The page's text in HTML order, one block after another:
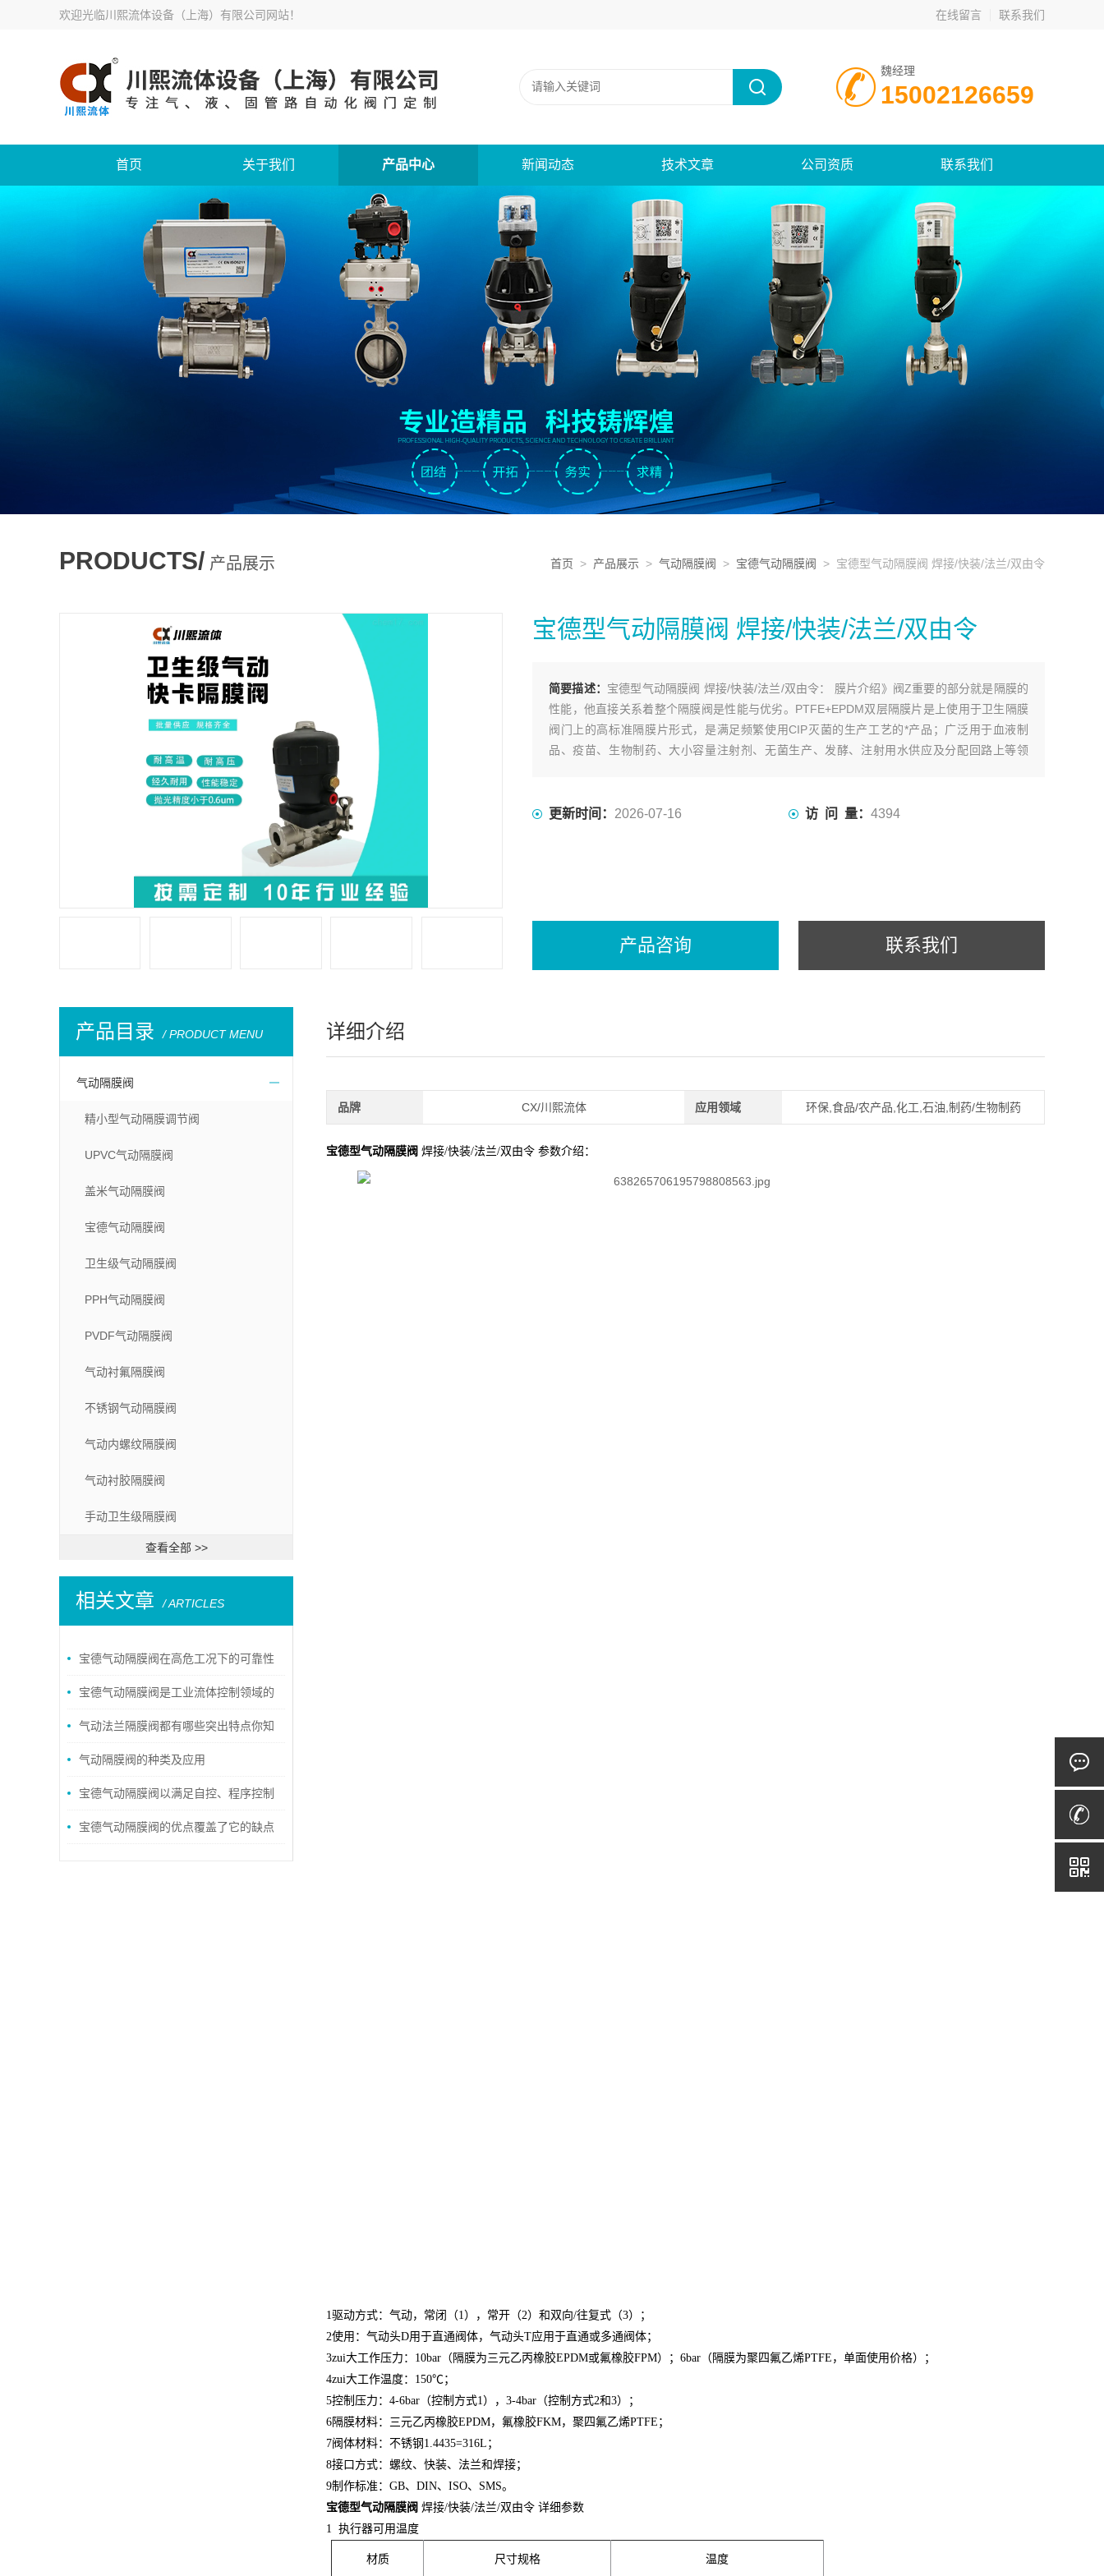
欢迎光临川熙流体设备（上海）有限公司网站！ 在线留言 联系我们
魏经理
15002126659
首页 关于我们 产品中心 新闻动态 技术文章 公司资质 联系我们
PRODUCTS/ 产品展示 首页 > 产品展示 > 气动隔膜阀 > 宝德气动隔膜阀 > 宝德型气动隔膜阀 焊接/快装/法兰/双由令
宝德型气动隔膜阀 焊接/快装/法兰/双由令
简要描述： 宝德型气动隔膜阀 焊接/快装/法兰/双由令： 膜片介绍》阀Z重要的部分就是隔膜的
性能，他直接关系着整个隔膜阀是性能与优劣。PTFE+EPDM双层隔膜片是上使用于卫生隔膜
阀门上的高标准隔膜片形式，是满足频繁使用CIP灭菌的生产工艺的*产品；广泛用于血液制
品、疫苗、生物制药、大小容量注射剂、无菌生产、发酵、注射用水供应及分配回路上等领
更新时间： 2026-07-16 访 问 量： 4394
产品咨询 联系我们
产品目录 / PRODUCT MENU
气动隔膜阀
精小型气动隔膜调节阀
UPVC气动隔膜阀
盖米气动隔膜阀
宝德气动隔膜阀
卫生级气动隔膜阀
PPH气动隔膜阀
PVDF气动隔膜阀
气动衬氟隔膜阀
不锈钢气动隔膜阀
气动内螺纹隔膜阀
气动衬胶隔膜阀
手动卫生级隔膜阀
查看全部 >>
相关文章 / ARTICLES
宝德气动隔膜阀在高危工况下的可靠性
能 宝德气动隔膜阀是工业流体控制领域的
重要一环
气动法兰隔膜阀都有哪些突出特点你知
道吗？
气动隔膜阀的种类及应用
宝德气动隔膜阀以满足自控、程序控制
或流量调节的需要
宝德气动隔膜阀的优点覆盖了它的缺点
详细介绍
品牌 CX/川熙流体 应用领域 环保,食品/农产品,化工,石油,制药/生物制药
宝德型气动隔膜阀 焊接/快装/法兰/双由令 参数介绍：
1驱动方式：气动，常闭（1），常开（2）和双向/往复式（3）；
2使用：气动头D用于直通阀体，气动头T应用于直通或多通阀体；
3zui大工作压力：10bar（隔膜为三元乙丙橡胶EPDM或氟橡胶FPM）；6bar（隔膜为聚四氟乙烯PTFE，单面使用价格）；
4zui大工作温度：150℃；
5控制压力：4-6bar（控制方式1），3-4bar（控制方式2和3）；
6隔膜材料：三元乙丙橡胶EPDM，氟橡胶FKM，聚四氟乙烯PTFE；
7阀体材料：不锈钢1.4435=316L；
8接口方式：螺纹、快装、法兰和焊接；
9制作标准：GB、DIN、ISO、SMS。
宝德型气动隔膜阀 焊接/快装/法兰/双由令 详细参数
1 执行器可用温度
材质 尺寸规格 温度